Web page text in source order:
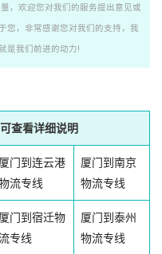
，欢迎您对我们的服务提出意见或
您，非常感谢您对我们的支持，我
是我们前进的动力!
查看详细说明
厦门到连云港
流专线
厦门到南京
物流专线
厦门到宿迁物
专线
厦门到泰州
物流专线